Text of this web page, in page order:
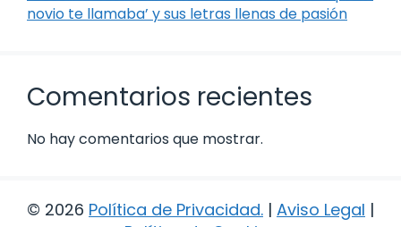
novio te llamaba’ y sus letras llenas de pasión
Comentarios recientes
No hay comentarios que mostrar.
© 2026 Política de Privacidad. | Aviso Legal |